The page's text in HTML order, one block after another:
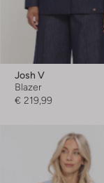
Josh V
Blazer
€ 219,99